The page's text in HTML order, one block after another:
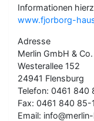
Informationen
www.fjorborg-
Adresse
Merlin GmbH & Co.
Westerallee 152
24941 Flensburg
Telefon: 0461 840
Fax: 0461 840 85-
Email: